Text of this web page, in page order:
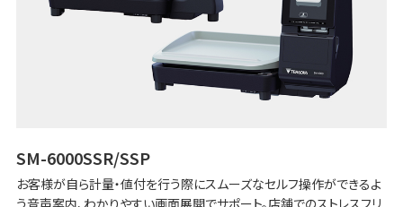
SM-6000SSR/SSP
お客様が自ら計量・値付を行う際にスムーズなセルフ操作ができるよ
う音声案内、わかりやすい画面展開でサポート。店舗でのストレスフリ